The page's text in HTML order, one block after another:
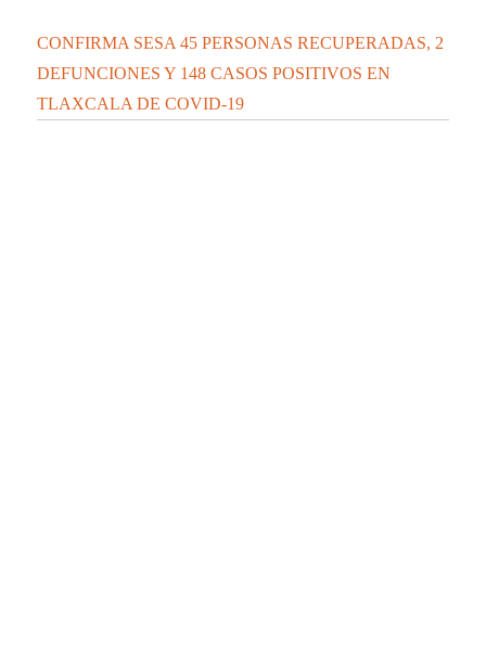
CONFIRMA SESA 45 PERSONAS RECUPERADAS, 2
DEFUNCIONES Y 148 CASOS POSITIVOS EN
TLAXCALA DE COVID-19